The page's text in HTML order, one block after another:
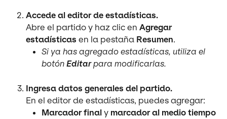
Accede al editor de estadísticas.
Abre el partido y haz clic en Agregar
estadísticas en la pestaña Resumen.
Si ya has agregado estadísticas, utiliza el
botón Editar para modificarlas.
Ingresa datos generales del partido.
En el editor de estadísticas, puedes agregar:
Marcador final y marcador al medio tiempo